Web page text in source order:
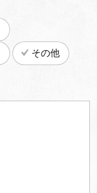
その他